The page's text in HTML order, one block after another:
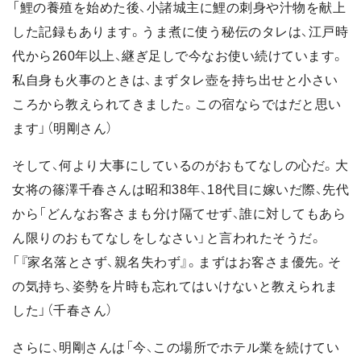
「鯉の養殖を始めた後、小諸城主に鯉の刺身や汁物を献上
した記録もあります。うま煮に使う秘伝のタレは、江戸時
代から260年以上、継ぎ足しで今なお使い続けています。
私自身も火事のときは、まずタレ壺を持ち出せと小さい
ころから教えられてきました。この宿ならではだと思い
ます」（明剛さん）
そして、何より大事にしているのがおもてなしの心だ。大
女将の篠澤千春さんは昭和38年、18代目に嫁いだ際、先代
から「どんなお客さまも分け隔てせず、誰に対してもあら
ん限りのおもてなしをしなさい」と言われたそうだ。
「『家名落とさず、親名失わず』。まずはお客さま優先。そ
の気持ち、姿勢を片時も忘れてはいけないと教えられま
した」（千春さん）
さらに、明剛さんは「今、この場所でホテル業を続けてい